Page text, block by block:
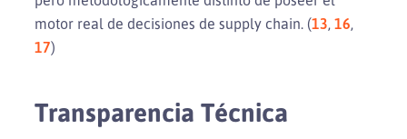
motor real de decisiones de supply chain. (13, 16,
17)
Transparencia Técnica